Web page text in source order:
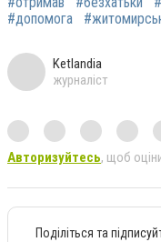
#допомога
Ketlandia
журналіст
Авторизуйтесь, щоб
Поділіться та